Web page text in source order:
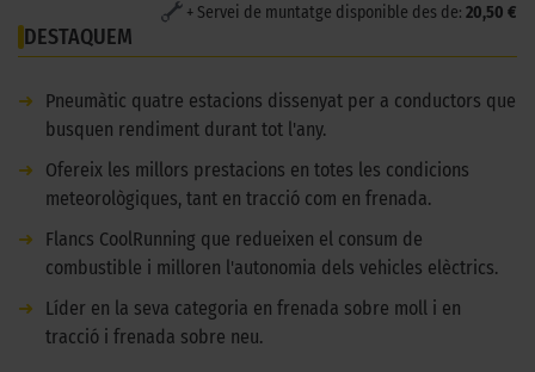
+ Servei de muntatge disponible des de: 20,50 €
DESTAQUEM
➜
Pneumàtic quatre estacions dissenyat per a conductors que
busquen rendiment durant tot l'any.
➜
Ofereix les millors prestacions en totes les condicions
meteorològiques, tant en tracció com en frenada.
➜
Flancs CoolRunning que redueixen el consum de
combustible i milloren l'autonomia dels vehicles elèctrics.
➜
Líder en la seva categoria en frenada sobre moll i en
tracció i frenada sobre neu.